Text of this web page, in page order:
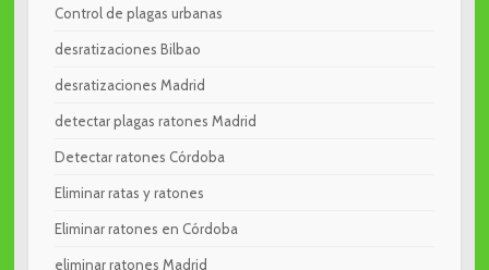
Control de plagas urbanas
desratizaciones Bilbao
desratizaciones Madrid
detectar plagas ratones Madrid
Detectar ratones Córdoba
Eliminar ratas y ratones
Eliminar ratones en Córdoba
eliminar ratones Madrid